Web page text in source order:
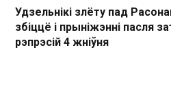
Удзельнікі злёту пад
збіццё і прыніжэнні пасля
рэпрэсій 4 жніўня